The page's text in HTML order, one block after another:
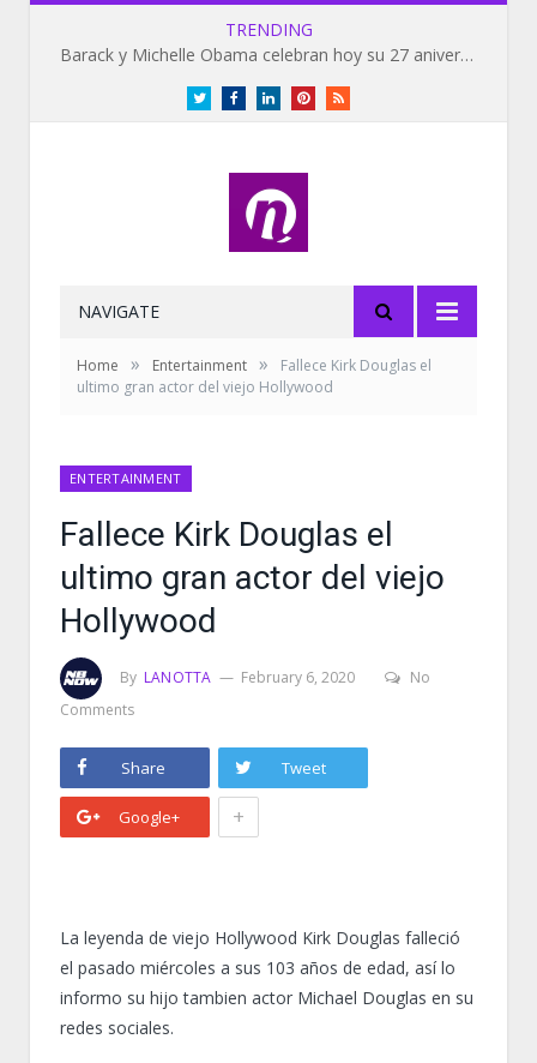
TRENDING
Barack y Michelle Obama celebran hoy su 27 aniversario de bodas
TwitterFacebookLinkedInPinterestRSS
NAVIGATE
Home » Entertainment »
Fallece Kirk Douglas el
ultimo gran actor del viejo Hollywood
ENTERTAINMENT
Fallece Kirk Douglas el
ultimo gran actor del viejo
Hollywood
By LANOTTA February 6, 2020
No
Comments
Share Tweet
Google+ +
La leyenda de viejo Hollywood Kirk Douglas falleció
el pasado miércoles a sus 103 años de edad, así lo
informo su hijo tambien actor Michael Douglas en su
redes sociales.